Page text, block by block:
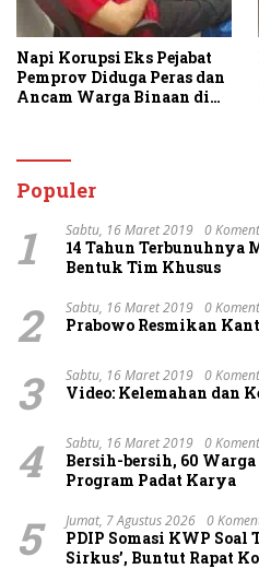
Napi Korupsi Eks Pejabat
Pemprov Diduga Peras dan
Ancam Warga Binaan di
Populer
1 Sabtu, 16 Maret 2019 0
14 Tahun Terbunuhnya
Bentuk Tim Khusus
2 Sabtu, 16 Maret 2019 0
Prabowo Resmikan
3 Sabtu, 16 Maret 2019 0
Video: Kelemahan dan
4 Sabtu, 16 Maret 2019 0
Bersih-bersih, 60
Program Padat Karya
5 Jumat, 7 Agustus 2026 0
PDIP Somasi KWP Soal
Sirkus’, Buntut Rapat